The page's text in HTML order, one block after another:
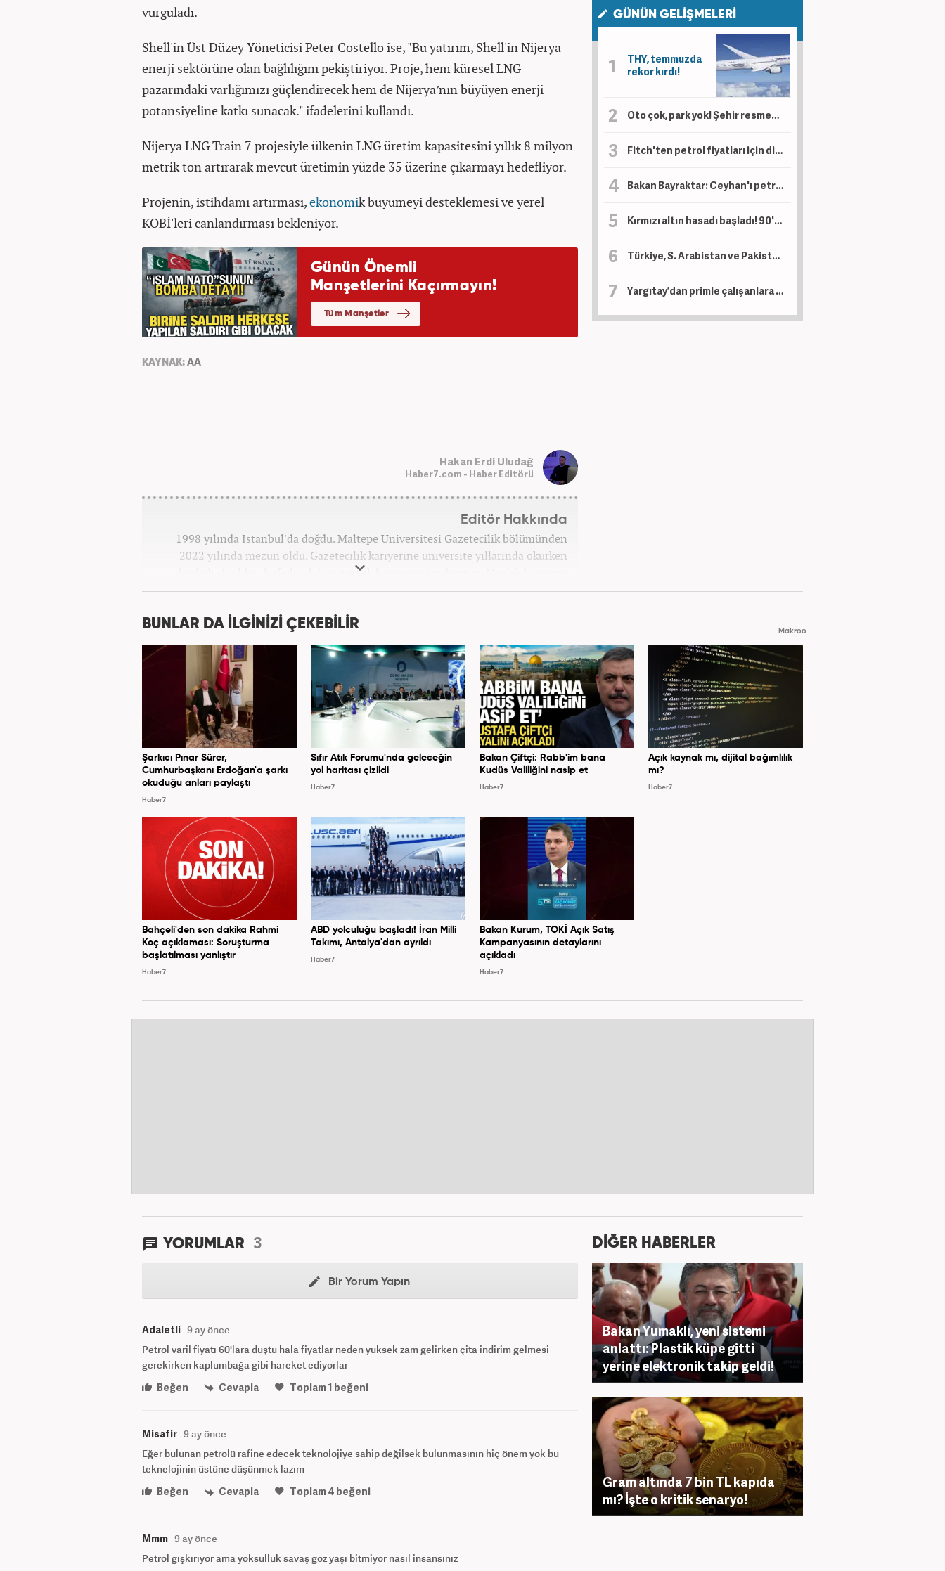
vurguladı.
Shell'in Üst Düzey Yöneticisi Peter Costello ise, "Bu yatırım, Shell'in Nijerya
enerji sektörüne olan bağlılığını pekiştiriyor. Proje, hem küresel LNG
pazarındaki varlığımızı güçlendirecek hem de Nijerya’nın büyüyen enerji
potansiyeline katkı sunacak." ifadelerini kullandı.
Nijerya LNG Train 7 projesiyle ülkenin LNG üretim kapasitesini yıllık 8 milyon
metrik ton artırarak mevcut üretimin yüzde 35 üzerine çıkarmayı hedefliyor.
Projenin, istihdamı artırması,ekonomik büyümeyi desteklemesi ve yerel
KOBİ'leri canlandırması bekleniyor.
KAYNAK: AA
Hakan Erdi Uludağ
Haber7.com - Haber Editörü
Editör Hakkında
1998 yılında İstanbul'da doğdu. Maltepe Üniversitesi Gazetecilik bölümünden
2022 yılında mezun oldu. Gazetecilik kariyerine üniversite yıllarında okurken
başladı. 4 yıldır aktif olarak Gazetecilik kariyerini sürdürüyor. Meslek hayatına
Kanal 7 Medya Grubu'na bağlı Haber7.com'da 'Editör' olarak devam ediyor.
GÜNÜN GELİŞMELERİ
THY, temmuzda
rekor kırdı!
Oto çok, park yok! Şehir resmen kaderine terk edildi
Fitch'ten petrol fiyatları için dikkat çeken tahmin
Bakan Bayraktar: Ceyhan'ı petrol ticaret merkezi haline dönüştürebiliriz
Kırmızı altın hasadı başladı! 90'dan fazla ülkeden talep var
Türkiye, S. Arabistan ve Pakistan İmzayı attı! İşte üç ülkenin toplam savunma gücü....
Yargıtay’dan primle çalışanlara müjde!
BUNLAR DA İLGİNİZİ ÇEKEBİLİR Makroo
Şarkıcı Pınar Sürer,
Cumhurbaşkanı Erdoğan'a şarkı
okuduğu anları paylaştı
Haber7
Sıfır Atık Forumu'nda geleceğin
yol haritası çizildi
Haber7
Bakan Çiftçi: Rabb'im bana
Kudüs Valiliğini nasip et
Haber7
Açık kaynak mı, dijital bağımlılık
mı?
Haber7
Bahçeli'den son dakika Rahmi
Koç açıklaması: Soruşturma
başlatılması yanlıştır
Haber7
ABD yolculuğu başladı! İran Milli
Takımı, Antalya'dan ayrıldı
Haber7
Bakan Kurum, TOKİ Açık Satış
Kampanyasının detaylarını
açıkladı
Haber7
YORUMLAR 3
Bir Yorum Yapın
Adaletli 9 ay önce
Petrol varil fiyatı 60'lara düştü hala fiyatlar neden yüksek zam gelirken çita indirim gelmesi
gerekirken kaplumbağa gibi hareket ediyorlar
Beğen
Cevapla Toplam1 beğeni
Misafir 9 ay önce
Eğer bulunan petrolü rafine edecek teknolojiye sahip değilsek bulunmasının hiç önem yok bu
teknelojinin üstüne düşünmek lazım
Beğen
Cevapla Toplam4 beğeni
Mmm 9 ay önce
Petrol gışkırıyor ama yoksulluk savaş göz yaşı bitmiyor nasıl insansınız
DİĞER HABERLER
Bakan Yumaklı, yeni sistemi
anlattı: Plastik küpe gitti
yerine elektronik takip geldi!
Gram altında 7 bin TL kapıda
mı? İşte o kritik senaryo!